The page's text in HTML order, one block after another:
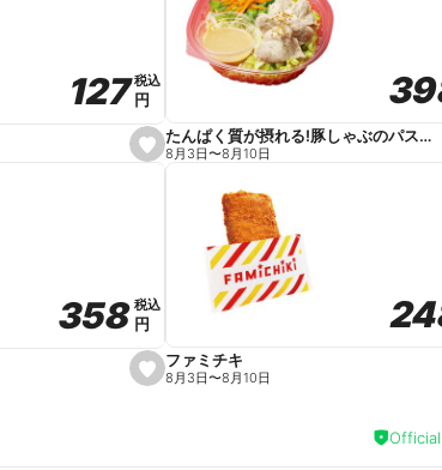
e
s
e
e
127
127税込
税込
円
円
たんぱく質が摂れる!豚しゃぶのパスタサラダ
8月3日〜8月10日
s
e
358
358税込
税込
円
円
ファミチキ
8月3日〜8月10日